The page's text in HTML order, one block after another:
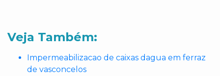
Veja Também:
Impermeabilizacao de caixas dagua em ferraz
de vasconcelos